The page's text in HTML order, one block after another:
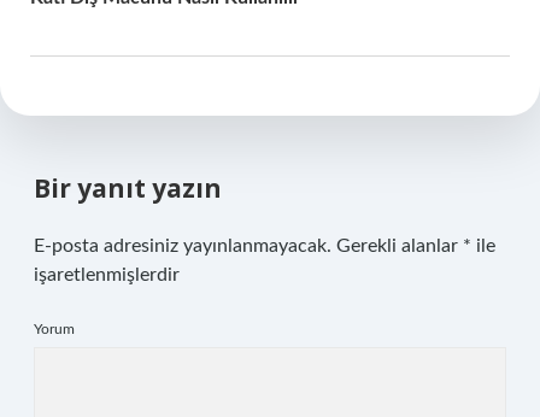
Bir yanıt yazın
E-posta adresiniz yayınlanmayacak. Gerekli alanlar * ile
işaretlenmişlerdir
Yorum